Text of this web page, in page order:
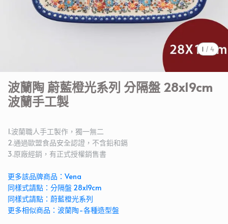
1 / 4
波蘭陶 蔚藍橙光系列 分隔盤 28x19cm
波蘭手工製
1.波蘭職人手工製作，獨一無二
2.通過歐盟食品安全認證，不含鉛和鎘
3.原廠經銷，有正式授權銷售書
更多該品牌商品：Vena
同樣式請點：分隔盤 28x19cm
同樣式請點：蔚藍橙光系列
更多相似商品：波蘭陶-各種造型盤